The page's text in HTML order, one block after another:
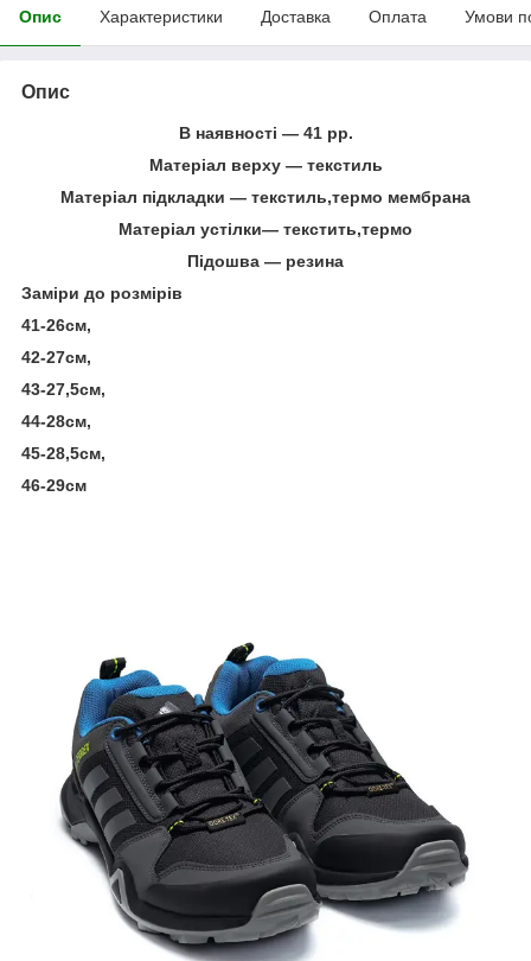
Опис Характеристики Доставка Оплата Умови
Опис
В наявності ― 41 рр.
Матеріал верху ― текстиль
Матеріал підкладки ― текстиль,термо мембрана
Матеріал устілки― текстить,термо
Підошва ― резина
Заміри до розмірів
41-26см,
42-27см,
43-27,5см,
44-28см,
45-28,5см,
46-29см